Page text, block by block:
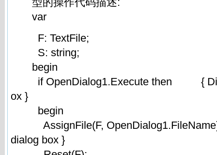
var
F: TextFile;
S: string;
begin
if OpenDialog1.Execute then {
ox }
begin
AssignFile(F,
dialog box }